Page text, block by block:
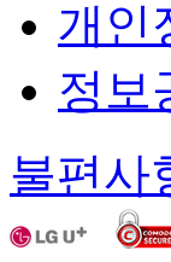
개인
정보
불편사